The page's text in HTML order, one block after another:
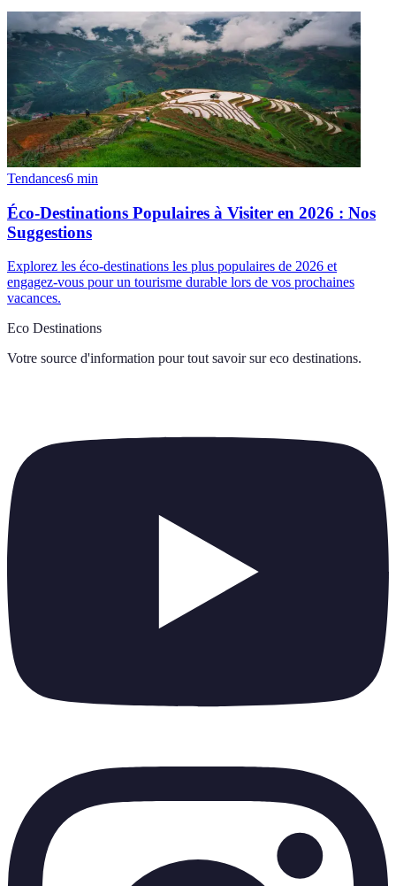
Tendances6 min
Éco-Destinations Populaires à Visiter en 2026 : Nos
Suggestions
Explorez les éco-destinations les plus populaires de 2026 et
engagez-vous pour un tourisme durable lors de vos prochaines
vacances.
Eco Destinations
Votre source d'information pour tout savoir sur eco destinations.